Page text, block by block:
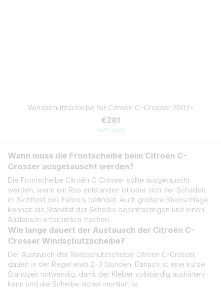
Windschutzscheibe für Citroën C-Crosser 2007-
€281
Auf Lager
Wann muss die Frontscheibe beim Citroën C-
Crosser ausgetauscht werden?
Die Frontscheibe Citroën C-Crosser sollte ausgetauscht
werden, wenn ein Riss entstanden ist oder sich der Schaden
im Sichtfeld des Fahrers befindet. Auch größere Steinschläge
können die Stabilität der Scheibe beeinträchtigen und einen
Austausch erforderlich machen.
Wie lange dauert der Austausch der Citroën C-
Crosser Windschutzscheibe?
Der Austausch der Windschutzscheibe Citroën C-Crosser
dauert in der Regel etwa 2–3 Stunden. Danach ist eine kurze
Standzeit notwendig, damit der Kleber vollständig aushärten
kann und die Scheibe sicher montiert ist.